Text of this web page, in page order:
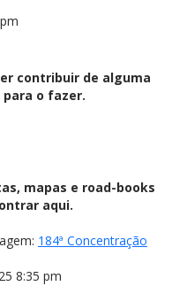
contribuir de alguma
para o fazer.
mapas e road-books
aqui.
184ª Concentração
8:35 pm